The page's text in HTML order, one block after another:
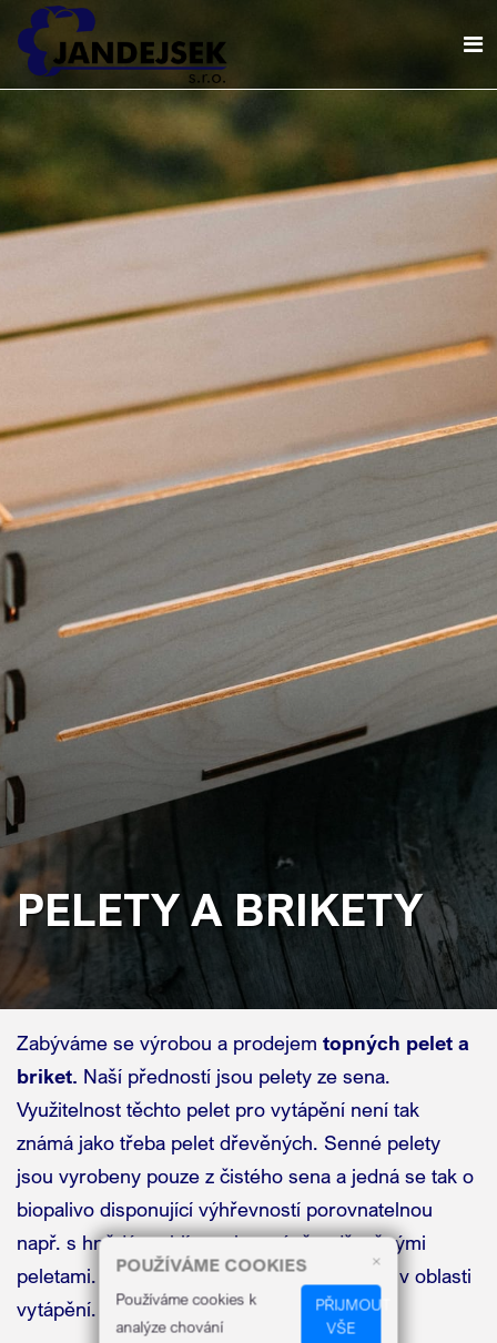
PELETY A BRIKETY
Zabýváme se výrobou a prodejem topných pelet a
briket. Naší předností jsou pelety ze sena.
Využitelnost těchto pelet pro vytápění není tak
známá jako třeba pelet dřevěných. Senné pelety
jsou vyrobeny pouze z čistého sena a jedná se tak o
biopalivo disponující výhřevností porovnatelnou
např. s hnědým uhlím nebo právě s dřevěnými
peletami. Jsou tak ekologickou alternativou v oblasti
vytápění.
×
POUŽÍVÁME COOKIES
Používáme cookies k
analýze chování
PŘIJMOUT
VŠE